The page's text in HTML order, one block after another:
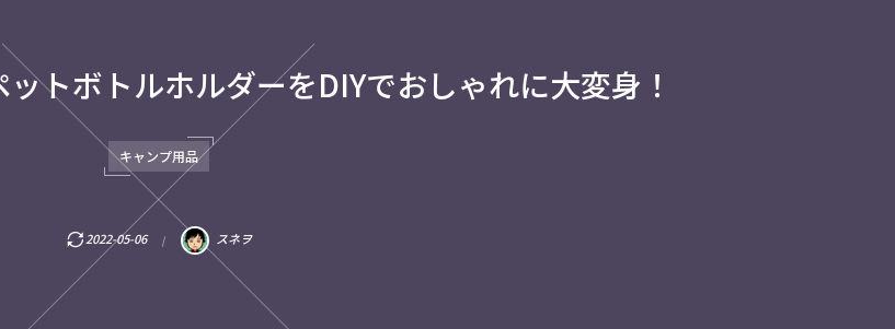
ットボトルホルダーをDIYでおしゃれに大変身！
キャンプ用品
2022-05-06 スネヲ